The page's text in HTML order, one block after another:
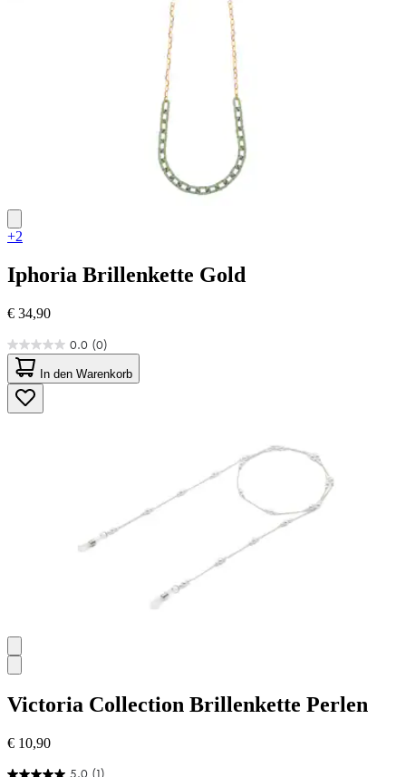
+2
Iphoria Brillenkette Gold
€ 34,90
0.0 (0)
0.0
von
5
Sternen.
In den Warenkorb
Victoria Collection Brillenkette Perlen
€ 10,90
5.0 (1)